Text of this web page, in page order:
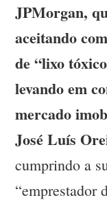
JPMorgan,
aceitando
de “lixo
levando em
mercado
José Luís
cumprindo a
“emprestador